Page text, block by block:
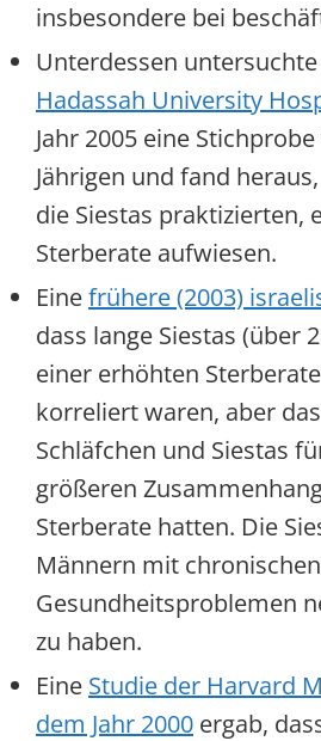
insbesondere bei
Unterdessen
Hadassah University
Jahr 2005 eine
Jährigen und fand
die Siestas praktizierten,
Sterberate aufwiesen.
Einefrühere (2003)
dass lange Siestas (über
einer erhöhten
korreliert waren, aber
Schläfchen und Siestas
größeren
Sterberate hatten. Die
Männern mit chronischen
Gesundheitsproblemen
zu haben.
Eine Studie der Harvard
dem Jahr 2000 ergab,